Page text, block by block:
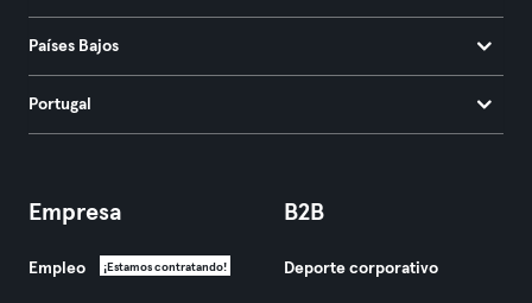
Países Bajos
Portugal
Empresa
Empleo ¡Estamos contratando!
B2B
Deporte corporativo